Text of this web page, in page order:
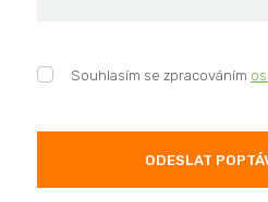
Souhlasím
osobních
Souhlasím se zpracováním
ODESLAT